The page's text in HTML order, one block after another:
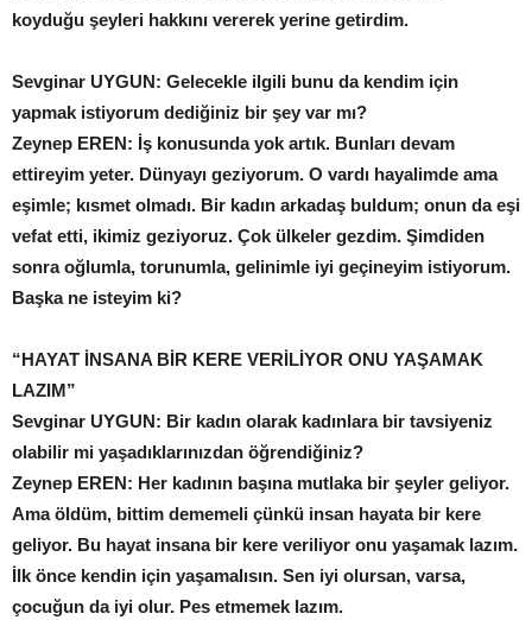
koyduğu şeyleri hakkını vererek yerine getirdim.
Sevginar UYGUN: Gelecekle ilgili bunu da kendim için
yapmak istiyorum dediğiniz bir şey var mı?
Zeynep EREN: İş konusunda yok artık. Bunları devam
ettireyim yeter. Dünyayı geziyorum. O vardı hayalimde ama
eşimle; kısmet olmadı. Bir kadın arkadaş buldum; onun da eşi
vefat etti, ikimiz geziyoruz. Çok ülkeler gezdim. Şimdiden
sonra oğlumla, torunumla, gelinimle iyi geçineyim istiyorum.
Başka ne isteyim ki?
“HAYAT İNSANA BİR KERE VERİLİYOR ONU YAŞAMAK
LAZIM”
Sevginar UYGUN: Bir kadın olarak kadınlara bir tavsiyeniz
olabilir mi yaşadıklarınızdan öğrendiğiniz?
Zeynep EREN: Her kadının başına mutlaka bir şeyler geliyor.
Ama öldüm, bittim dememeli çünkü insan hayata bir kere
geliyor. Bu hayat insana bir kere veriliyor onu yaşamak lazım.
İlk önce kendin için yaşamalısın. Sen iyi olursan, varsa,
çocuğun da iyi olur. Pes etmemek lazım.